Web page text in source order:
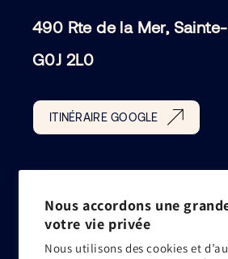
Nous accordons une
votre vie privée
Nous utilisons des cookies et
490 Rte de la Mer,
G0J 2L0
ITINÉRAIRE GOOGLE